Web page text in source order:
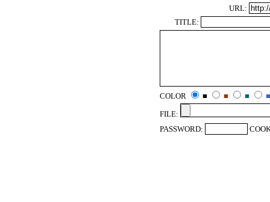
URL:
TITLE:
COLOR ■ ■ ■
■
FILE:
PASSWORD: